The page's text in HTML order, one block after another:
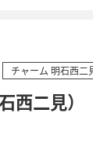
チャーム 明石西二
西二見）